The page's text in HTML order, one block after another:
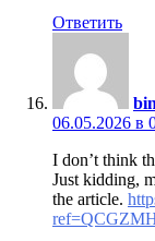
Ответить
06.05.2026 в
I don’t think
Just kidding,
the article.